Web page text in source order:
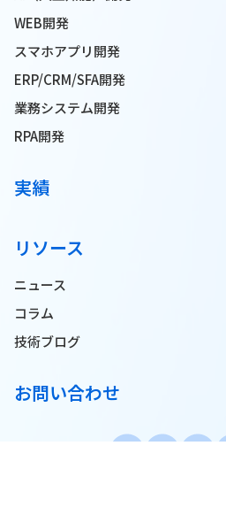
WEB開発
スマホアプリ開発
ERP/CRM/SFA開発
業務システム開発
RPA開発
実績
リソース
ニュース
コラム
技術ブログ
お問い合わせ